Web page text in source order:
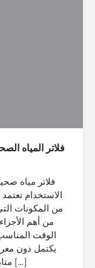
فلاتر المياه
فلاتر مياه
الاستخدام
من المكونات
من أهم
الوقت
يكتمل دون
متابعتها، لأن إهمال صيانة الفلاتر […]